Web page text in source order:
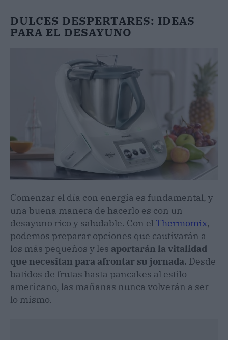
DULCES DESPERTARES: IDEAS
PARA EL DESAYUNO
Comenzar el día con energía es fundamental, y
una buena manera de hacerlo es con un
desayuno rico y saludable. Con elThermomix,
podemos preparar opciones que cautivarán a
los más pequeños y les aportarán la vitalidad
que necesitan para afrontar su jornada. Desde
batidos de frutas hasta pancakes al estilo
americano, las mañanas nunca volverán a ser
lo mismo.